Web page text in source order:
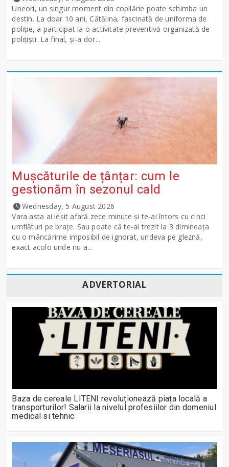
Uneori, un singur moment din copilărie poate schimba un
destin. La doar 10 ani, Cătălina, fascinată de uniforma de
poliție, a participat la o activitate preventivă organizată de
polițiști. La final, și-a dor...
Mușcăturile de țânțar: cum le
gestionăm în sezonul cald
Wednesday, 5 August 2026
Vara asta ai ieșit afară zece minute și te-ai întors cu cinci
umflături pe brațe. Sau poate că te-ai trezit la 3 dimineața
cu o mâncărime imposibil de ignorat, undeva pe gleznă,
exact acolo unde nu a...
ADVERTORIAL
Baza de cereale LITENI revoluționează piața locală a
transporturilor! Salarii la nivelul profesiilor din domeniul
medical si tehnic